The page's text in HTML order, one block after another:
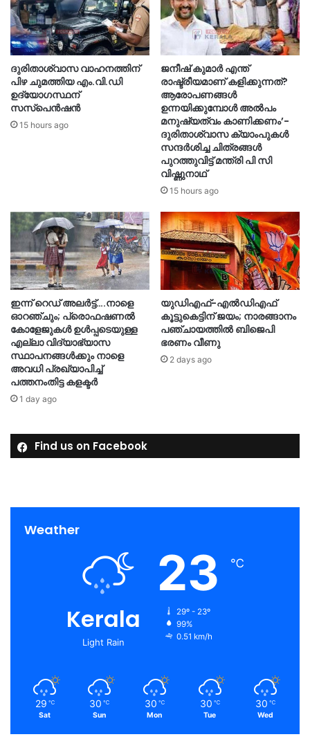
ദുരിതാശ്വാസ വാഹനത്തിന്
പിഴ ചുമത്തിയ എം.വി.ഡി
ഉദ്യോഗസ്ഥന്
സസ്‌പെൻഷൻ
15 hours ago
ജനീഷ് കുമാർ എന്ത്
രാഷ്ട്രീയമാണ് കളിക്കുന്നത്?
ആരോപണങ്ങൾ
ഉന്നയിക്കുമ്പോൾ അൽപം
മനുഷ്യത്വം കാണിക്കണം’-
ദുരിതാശ്വാസ ക്യാംപുകള്‍
സന്ദര്‍ശിച്ച ചിത്രങ്ങള്‍
പുറത്തുവിട്ട് മന്ത്രി പി സി
വിഷ്ണുനാഥ്
15 hours ago
ഇന്ന് റെഡ് അലർട്ട്….നാളെ
ഓറഞ്ചും; പ്രൊഫഷണൽ
കോളേജുകൾ ഉൾപ്പടെയുള്ള
എല്ലാ വിദ്യാഭ്യാസ
സ്ഥാപനങ്ങൾക്കും നാളെ
അവധി പ്രഖ്യാപിച്ച്
പത്തനംതിട്ട കളക്ടർ
1 day ago
യുഡിഎഫ്-എൽഡിഎഫ്
കൂട്ടുകെട്ടിന് ജയം; നാരങ്ങാനം
പഞ്ചായത്തില്‍ ബിജെപി
ഭരണം വീണു
2 days ago
Find us on Facebook
Weather
Kerala
Light Rain
23 ℃
29º - 23º
99%
0.51 km/h
29 ℃
Sat
30 ℃
Sun
30 ℃
Mon
30 ℃
Tue
30 ℃
Wed